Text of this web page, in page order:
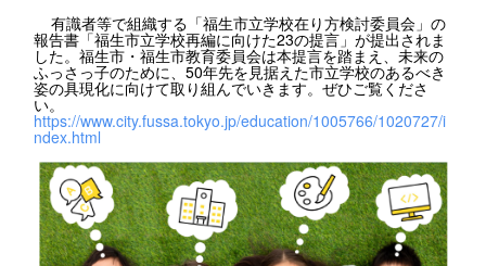
有識者等で組織する「福生市立学校在り方検討委員会」の
報告書「福生市立学校再編に向けた23の提言」が提出されま
した。福生市・福生市教育委員会は本提言を踏まえ、未来の
ふっさっ子のために、50年先を見据えた市立学校のあるべき
姿の具現化に向けて取り組んでいきます。ぜひご覧くださ
い。
https://www.city.fussa.tokyo.jp/education/1005766/1020727/i
ndex.html